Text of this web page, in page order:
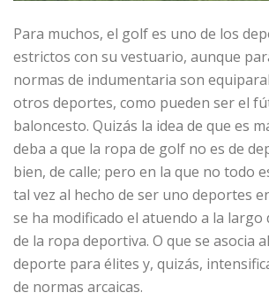
Para muchos, el golf es uno de los
estrictos con su vestuario, aunque
normas de indumentaria son
otros deportes, como pueden ser el
baloncesto. Quizás la idea de que es
deba a que la ropa de golf no es de
bien, de calle; pero en la que no todo
tal vez al hecho de ser uno deportes
se ha modificado el atuendo a la largo
de la ropa deportiva. O que se asocia
deporte para élites y, quizás,
de normas arcaicas.